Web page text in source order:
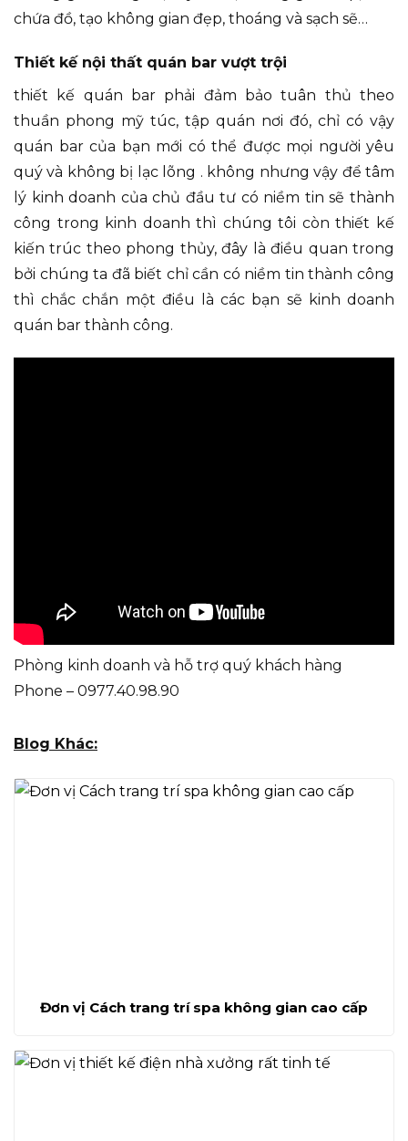
chứa đồ, tạo không gian đẹp, thoáng và sạch sẽ…
Thiết kế nội thất quán bar vượt trội
thiết kế quán bar phải đảm bảo tuân thủ theo
thuần phong mỹ túc, tập quán nơi đó, chỉ có vậy
quán bar của bạn mới có thể được mọi người yêu
quý và không bị lạc lõng . không nhưng vậy để tâm
lý kinh doanh của chủ đầu tư có niềm tin sẽ thành
công trong kinh doanh thì chúng tôi còn thiết kế
kiến trúc theo phong thủy, đây là điều quan trong
bởi chúng ta đã biết chỉ cần có niềm tin thành công
thì chắc chắn một điều là các bạn sẽ kinh doanh
quán bar thành công.
Phòng kinh doanh và hỗ trợ quý khách hàng
Phone – 0977.40.98.90
Blog Khác:
Đơn vị Cách trang trí spa không gian cao cấp